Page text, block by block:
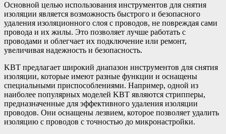
Основной целью использования инструментов для снятия
изоляции является возможность быстрого и безопасного
удаления изоляционного слоя с проводов, не повреждая сами
провода и их жилы. Это позволяет лучше работать с
проводами и облегчает их подключение или ремонт,
увеличивая надежность и безопасность.
KBT предлагает широкий диапазон инструментов для снятия
изоляции, которые имеют разные функции и оснащены
специальными приспособлениями. Например, одной из
наиболее популярных моделей KBT являются стрипперы,
предназначенные для эффективного удаления изоляции
проводов. Они оснащены лезвием, которое позволяет удалить
изоляцию с проводов с точностью до микронастройки.